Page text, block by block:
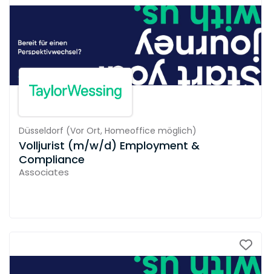
Düsseldorf (Vor Ort, Homeoffice möglich)
Volljurist (m/w/d) Employment &
Compliance
Associates